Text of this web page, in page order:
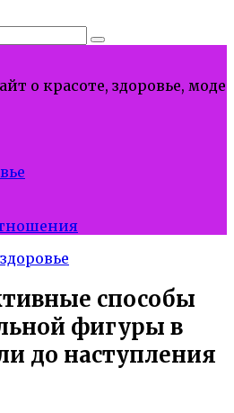
о красоте, здоровье, моде
способы
фигуры в
до наступления